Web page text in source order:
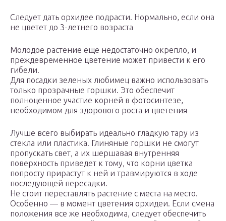
Следует дать орхидее подрасти. Нормально, если она
не цветет до 3-летнего возраста
Молодое растение еще недостаточно окрепло, и
преждевременное цветение может привести к его
гибели.
Для посадки зеленых любимец важно использовать
только прозрачные горшки. Это обеспечит
полноценное участие корней в фотосинтезе,
необходимом для здорового роста и цветения
Лучше всего выбирать идеально гладкую тару из
стекла или пластика. Глиняные горшки не смогут
пропускать свет, а их шершавая внутренняя
поверхность приведет к тому, что корни цветка
попросту прирастут к ней и травмируются в ходе
последующей пересадки.
Не стоит переставлять растение с места на место.
Особенно — в момент цветения орхидеи. Если смена
положения все же необходима, следует обеспечить